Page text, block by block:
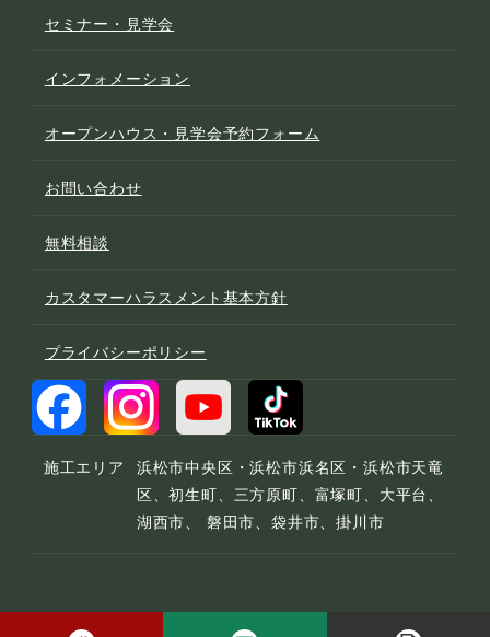
セミナー・見学会
インフォメーション
オープンハウス・見学会予約フォーム
お問い合わせ
無料相談
カスタマーハラスメント基本方針
プライバシーポリシー
施工エリア
浜松市中央区・浜松市浜名区・浜松市天竜
区、初生町、三方原町、富塚町、大平台、
湖西市、 磐田市、袋井市、掛川市